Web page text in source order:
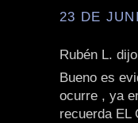
23 DE
Rubén L.
Bueno es
ocurre , ya
recuerda EL